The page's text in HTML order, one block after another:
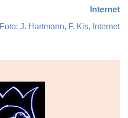
Internet
Foto: J. Hartmann, F. Kis, Internet